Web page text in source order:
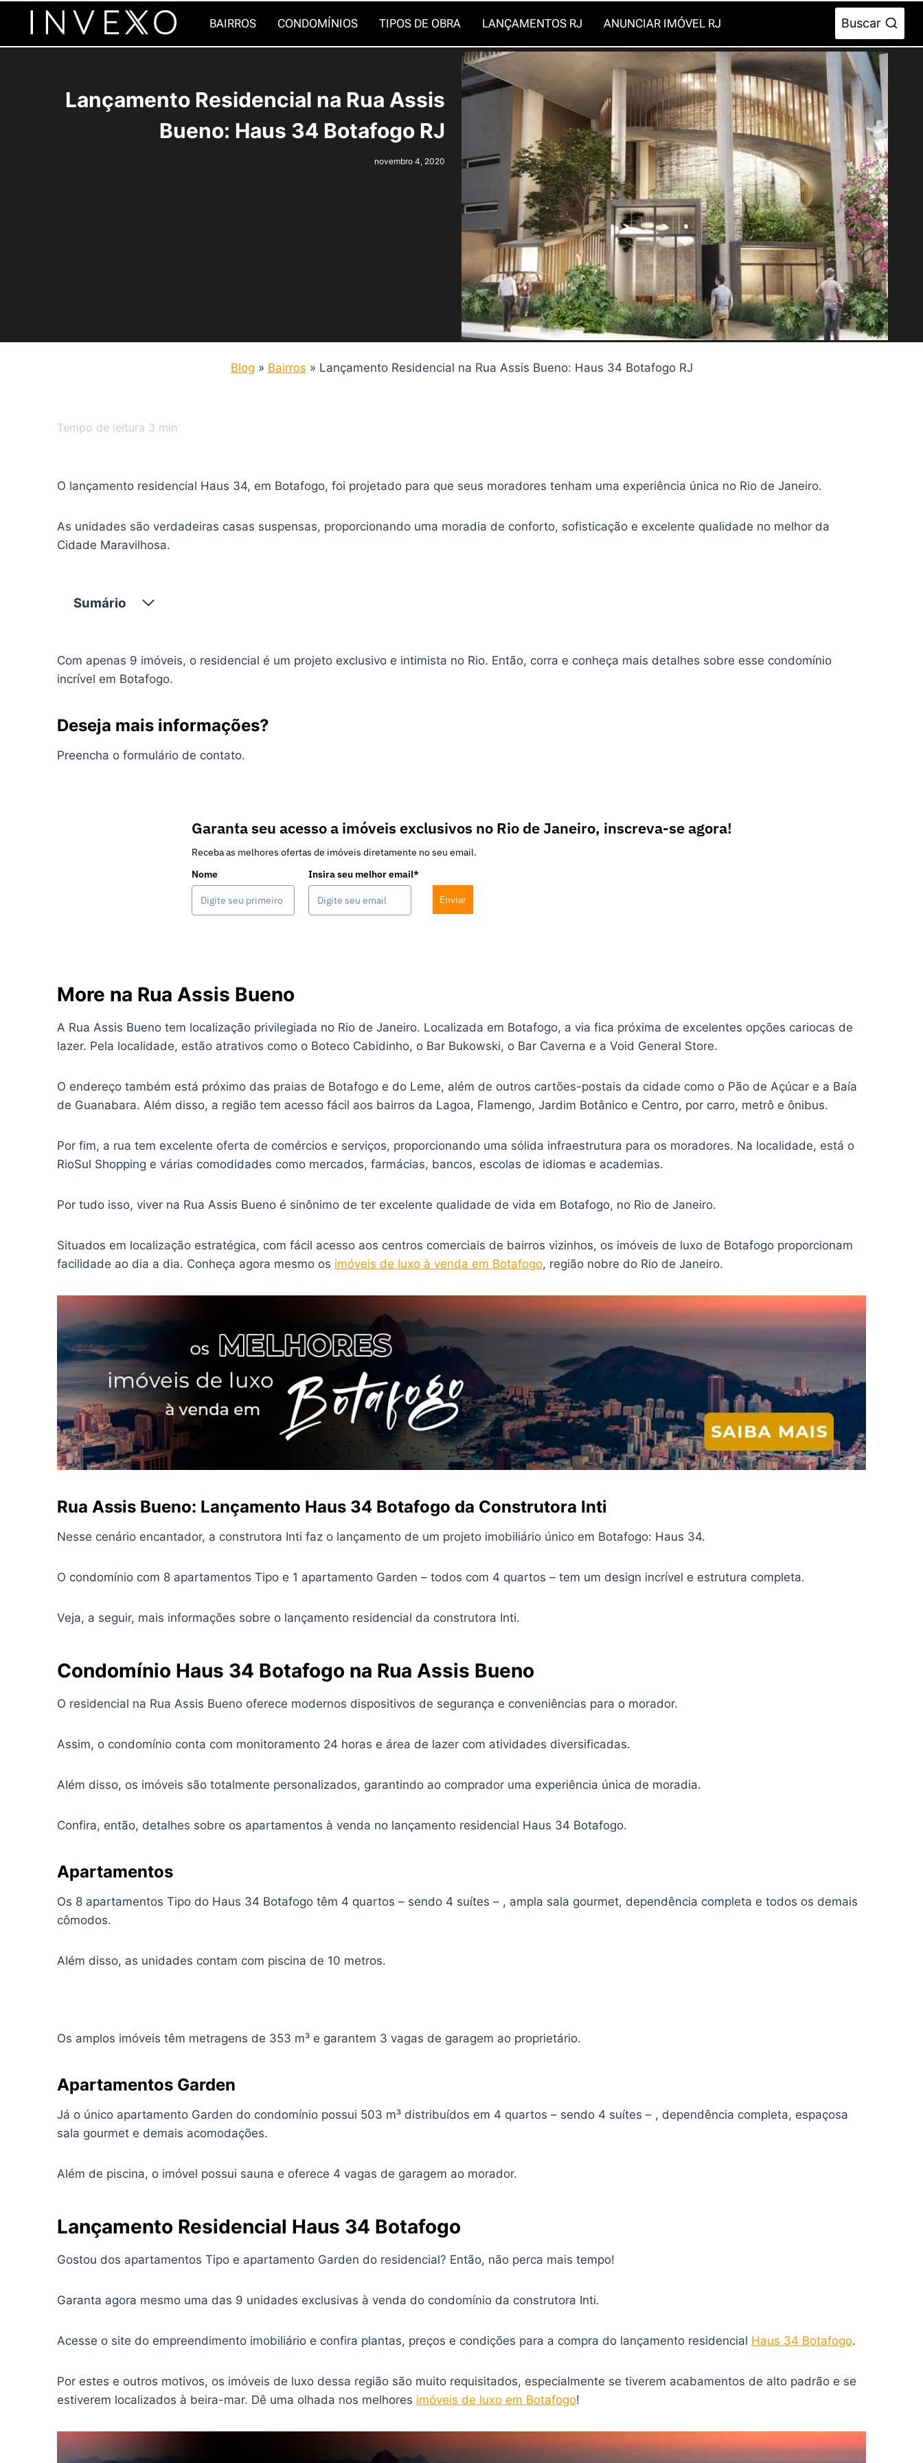
o
BAIRROS CONDOMÍNIOS TIPOS DE OBRA LANÇAMENTOS RJ ANUNCIAR IMÓVEL RJ Buscar
Lançamento Residencial na Rua Assis
Bueno: Haus 34 Botafogo RJ
novembro 4, 2020
Blog » Bairros » Lançamento Residencial na Rua Assis Bueno: Haus 34 Botafogo RJ
Tempo de leitura 3 min
O lançamento residencial Haus 34, em Botafogo, foi projetado para que seus moradores tenham uma experiência única no Rio de Janeiro.
As unidades são verdadeiras casas suspensas, proporcionando uma moradia de conforto, sofisticação e excelente qualidade no melhor da
Cidade Maravilhosa.
Sumário
Com apenas 9 imóveis, o residencial é um projeto exclusivo e intimista no Rio. Então, corra e conheça mais detalhes sobre esse condomínio
incrível em Botafogo.
Deseja mais informações?
Preencha o formulário de contato.
Garanta seu acesso a imóveis exclusivos no Rio de Janeiro, inscreva-se agora!
Receba as melhores ofertas de imóveis diretamente no seu email.
Nome
Insira seu melhor email*
Enviar
More na Rua Assis Bueno
A Rua Assis Bueno tem localização privilegiada no Rio de Janeiro. Localizada em Botafogo, a via fica próxima de excelentes opções cariocas de
lazer. Pela localidade, estão atrativos como o Boteco Cabidinho, o Bar Bukowski, o Bar Caverna e a Void General Store.
O endereço também está próximo das praias de Botafogo e do Leme, além de outros cartões-postais da cidade como o Pão de Açúcar e a Baía
de Guanabara. Além disso, a região tem acesso fácil aos bairros da Lagoa, Flamengo, Jardim Botânico e Centro, por carro, metrô e ônibus.
Por fim, a rua tem excelente oferta de comércios e serviços, proporcionando uma sólida infraestrutura para os moradores. Na localidade, está o
RioSul Shopping e várias comodidades como mercados, farmácias, bancos, escolas de idiomas e academias.
Por tudo isso, viver na Rua Assis Bueno é sinônimo de ter excelente qualidade de vida em Botafogo, no Rio de Janeiro.
Situados em localização estratégica, com fácil acesso aos centros comerciais de bairros vizinhos, os imóveis de luxo de Botafogo proporcionam
facilidade ao dia a dia. Conheça agora mesmo os imóveis de luxo à venda em Botafogo, região nobre do Rio de Janeiro.
Rua Assis Bueno: Lançamento Haus 34 Botafogo da Construtora Inti
Nesse cenário encantador, a construtora Inti faz o lançamento de um projeto imobiliário único em Botafogo: Haus 34.
O condomínio com 8 apartamentos Tipo e 1 apartamento Garden – todos com 4 quartos – tem um design incrível e estrutura completa.
Veja, a seguir, mais informações sobre o lançamento residencial da construtora Inti.
Condomínio Haus 34 Botafogo na Rua Assis Bueno
O residencial na Rua Assis Bueno oferece modernos dispositivos de segurança e conveniências para o morador.
Assim, o condomínio conta com monitoramento 24 horas e área de lazer com atividades diversificadas.
Além disso, os imóveis são totalmente personalizados, garantindo ao comprador uma experiência única de moradia.
Confira, então, detalhes sobre os apartamentos à venda no lançamento residencial Haus 34 Botafogo.
Apartamentos
Os 8 apartamentos Tipo do Haus 34 Botafogo têm 4 quartos – sendo 4 suítes – , ampla sala gourmet, dependência completa e todos os demais
cômodos.
Além disso, as unidades contam com piscina de 10 metros.
Os amplos imóveis têm metragens de 353 m³ e garantem 3 vagas de garagem ao proprietário.
Apartamentos Garden
Já o único apartamento Garden do condomínio possui 503 m³ distribuídos em 4 quartos – sendo 4 suítes – , dependência completa, espaçosa
sala gourmet e demais acomodações.
Além de piscina, o imóvel possui sauna e oferece 4 vagas de garagem ao morador.
Lançamento Residencial Haus 34 Botafogo
Gostou dos apartamentos Tipo e apartamento Garden do residencial? Então, não perca mais tempo!
Garanta agora mesmo uma das 9 unidades exclusivas à venda do condomínio da construtora Inti.
Acesse o site do empreendimento imobiliário e confira plantas, preços e condições para a compra do lançamento residencial Haus 34 Botafogo.
Por estes e outros motivos, os imóveis de luxo dessa região são muito requisitados, especialmente se tiverem acabamentos de alto padrão e se
estiverem localizados à beira-mar. Dê uma olhada nos melhores imóveis de luxo em Botafogo!